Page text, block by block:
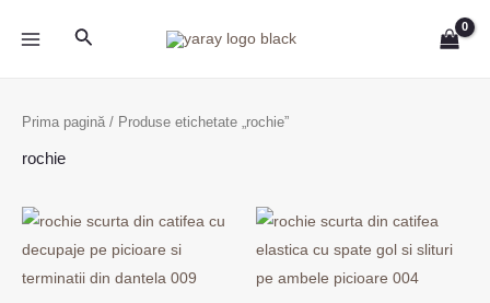
Search
Prima pagină / Produse etichetate „rochie”
rochie